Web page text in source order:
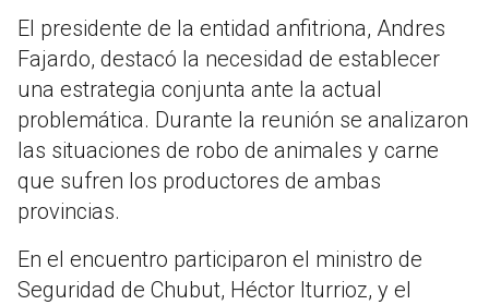
El presidente de la entidad anfitriona, Andres
Fajardo, destacó la necesidad de establecer
una estrategia conjunta ante la actual
problemática. Durante la reunión se analizaron
las situaciones de robo de animales y carne
que sufren los productores de ambas
provincias.
En el encuentro participaron el ministro de
Seguridad de Chubut, Héctor Iturrioz, y el